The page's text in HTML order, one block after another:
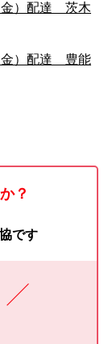
）配達 茨木
）配達 豊能
？
です